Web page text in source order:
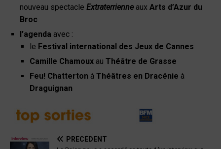
nouveau spectacle Extraterrienne aux Arts d’Azur du
Broc
l’agenda avec :
le Festival international des Jeux de Cannes
Camille Chamoux au Théâtre de Grasse
Feu! Chatterton à Théâtres en Dracénie à
Draguignan
PRÉCÉDENT